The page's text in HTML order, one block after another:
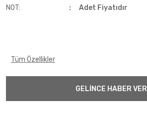
NOT:
Adet Fiyatıdır
Tüm Özellikler
GELİNCE HABER VER